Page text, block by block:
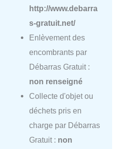
http://www.debarra
s-gratuit.net/
Enlèvement des
encombrants par
Débarras Gratuit :
non renseigné
Collecte d'objet ou
déchets pris en
charge par Débarras
Gratuit : non